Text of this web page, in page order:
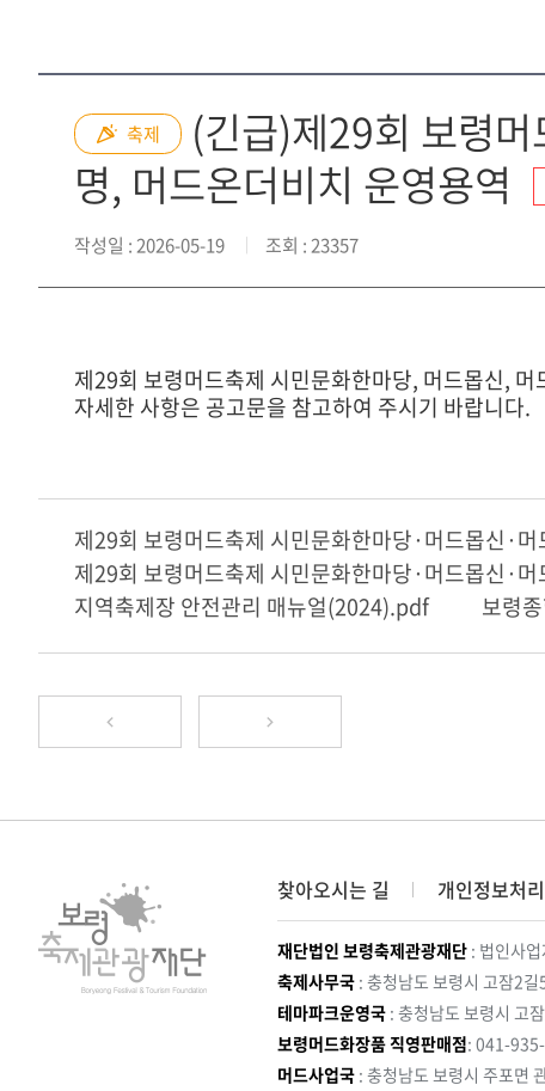
축제
(긴급)제29회 보령
명, 머드온더비치 운영용역
작성일 : 2026-05-19 조회 : 23357
제29회 보령머드축제 시민문화한마당, 머드몹신,
자세한 사항은 공고문을 참고하여 주시기 바랍니다.
제29회 보령머드축제 시민문화한마당·머드몹신·
제29회 보령머드축제 시민문화한마당·머드몹신·
지역축제장 안전관리 매뉴얼(2024).pdf
보령
찾아오시는 길 개인정보처
재단법인 보령축제관광재단 : 법인사
축제사무국 : 충청남도 보령시 고잠2길
테마파크운영국 : 충청남도 보령시 고
보령머드화장품 직영판매점: 041-
머드사업국 : 충청남도 보령시 주포면